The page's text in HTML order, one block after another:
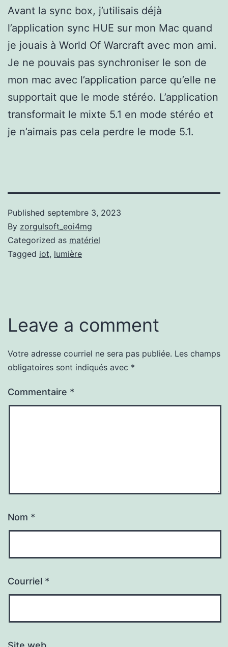
Avant la sync box, j’utilisais déjà
l’application sync HUE sur mon Mac quand
je jouais à World Of Warcraft avec mon ami.
Je ne pouvais pas synchroniser le son de
mon mac avec l’application parce qu’elle ne
supportait que le mode stéréo. L’application
transformait le mixte 5.1 en mode stéréo et
je n’aimais pas cela perdre le mode 5.1.
Published septembre 3, 2023
By zorgulsoft_eoi4mg
Categorized as matériel
Tagged iot, lumière
Leave a comment
Votre adresse courriel ne sera pas publiée. Les champs
obligatoires sont indiqués avec *
Commentaire *
Nom *
Courriel *